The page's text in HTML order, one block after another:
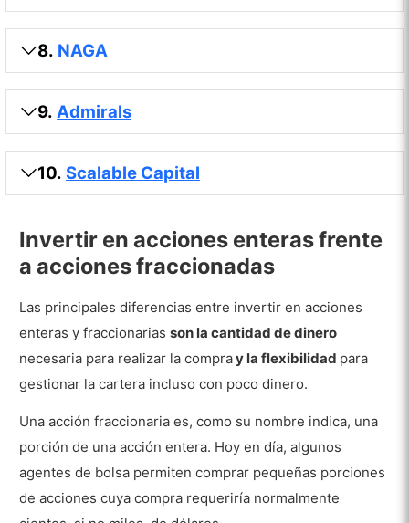
8. NAGA
9. Admirals
10.Scalable Capital
Invertir en acciones enteras frente
a acciones fraccionadas
Las principales diferencias entre invertir en acciones
enteras y fraccionariasson la cantidad de dinero
necesaria para realizar la compray la flexibilidad para
gestionar la cartera incluso con poco dinero.
Una acción fraccionaria es, como su nombre indica, una
porción de una acción entera. Hoy en día, algunos
agentes de bolsa permiten comprar pequeñas porciones
de acciones cuya compra requeriría normalmente